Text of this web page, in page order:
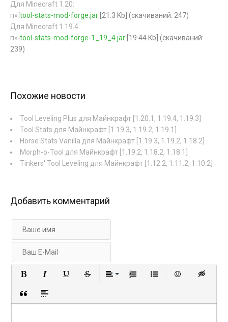
Для Minecraft 1.20:
п»їtool-stats-mod-forge.jar [21.3 Kb] (cкачиваний: 247)
Для Minecraft 1.19.4:
п»їtool-stats-mod-forge-1_19_4.jar [19.44 Kb] (cкачиваний:
239)
Похожие новости
Tool Leveling Plus для Майнкрафт [1.20.1, 1.19.4, 1.19.3]
Tool Stats для Майнкрафт [1.19.3, 1.19.2, 1.19.1]
Horse Stats Vanilla для Майнкрафт [1.19.3, 1.19.2, 1.18.2]
Morph-o-Tool для Майнкрафт [1.19.2, 1.18.2, 1.18.1]
Tinkers' Tool Leveling для Майнкрафт [1.12.2, 1.11.2, 1.10.2]
Добавить комментарий
Вставка цитаты
Вставка спойлера